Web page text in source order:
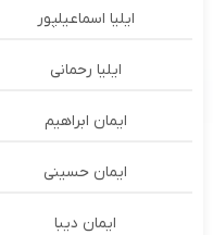
ایلیا اسماعیلپور
ایلیا رحمانی
ایمان ابراهیم
ایمان حسینی
ایمان دیبا